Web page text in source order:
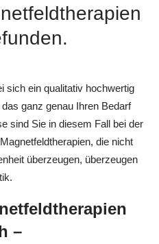
sich ein qualitativ hochwertig
ganz genau Ihren Bedarf
sind Sie in diesem Fall bei der
die nicht
überzeugen, überzeugen
–